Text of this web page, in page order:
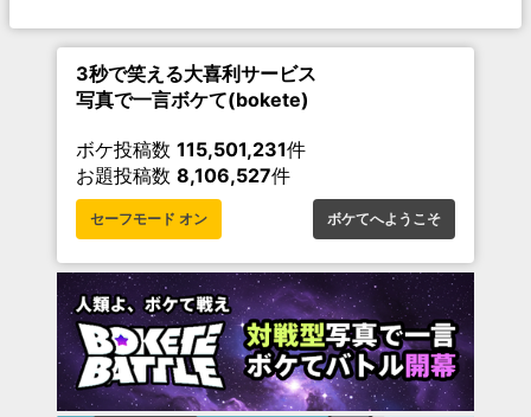
3秒で笑える大喜利サービス
写真で一言ボケて(bokete)
ボケ投稿数 115,501,231件
お題投稿数 8,106,527件
セーフモード オン ボケてへようこそ